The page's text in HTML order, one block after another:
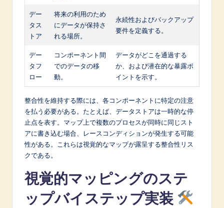
デー
タス
トア
将来の利用のため
にデータが保持さ
れる場所。
永続性およびバックアップ
要件を定義する。
デー
タフ
ロー
コンポーネント間
でのデータの移
動。
データがどこを通過する
か、および潜在的な暴露ポ
イントを示す。
整合性を維持する際には、各コンポーネントに特定の注意
を払う必要がある。たとえば、データストアは一時的な停
止点を表す。マップ上で複数のプロセスが同時に同じスト
アに書き込む場合、レースコンディションが発生する可能
性がある。これらは視覚的なマップが露呈する整合性リス
クである。
視覚的マッピングのステ
ップバイステップ実装